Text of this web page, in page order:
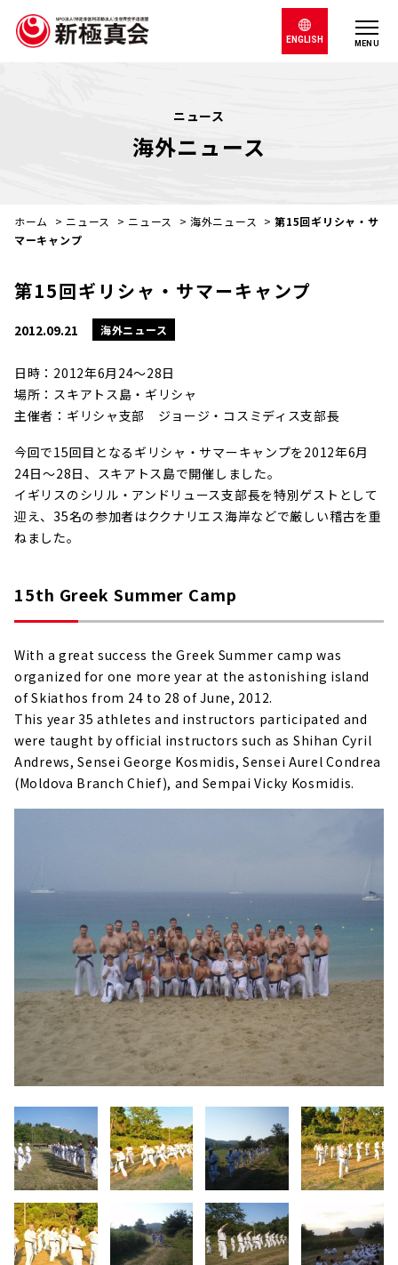
MENU
ENGLISH
ニュース
海外ニュース
ホーム > ニュース > ニュース >海外ニュース >第15回ギリシャ・サ
マーキャンプ
第15回ギリシャ・サマーキャンプ
2012.09.21 海外ニュース
日時：2012年6月24～28日
場所：スキアトス島・ギリシャ
主催者：ギリシャ支部 ジョージ・コスミディス支部長
今回で15回目となるギリシャ・サマーキャンプを2012年6月
24日～28日、スキアトス島で開催しました。
イギリスのシリル・アンドリュース支部長を特別ゲストとして
迎え、35名の参加者はククナリエス海岸などで厳しい稽古を重
ねました。
15th Greek Summer Camp
With a great success the Greek Summer camp was
organized for one more year at the astonishing island
of Skiathos from 24 to 28 of June, 2012.
This year 35 athletes and instructors participated and
were taught by official instructors such as Shihan Cyril
Andrews, Sensei George Kosmidis, Sensei Aurel Condrea
(Moldova Branch Chief), and Sempai Vicky Kosmidis.